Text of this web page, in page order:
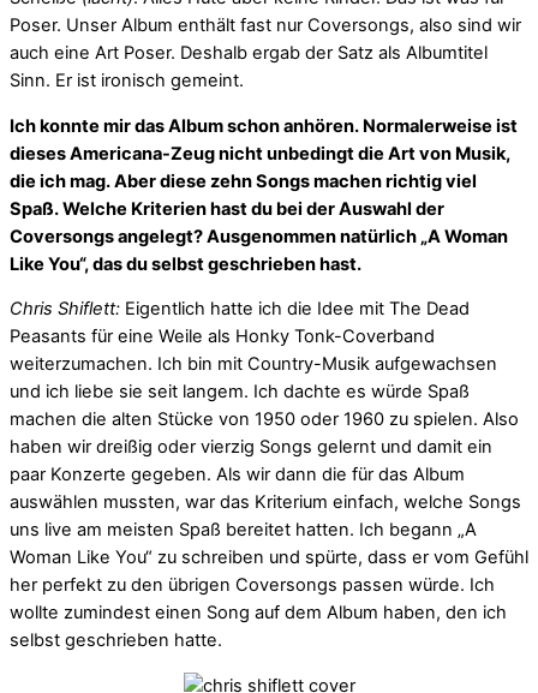
Poser. Unser Album enthält fast nur Coversongs, also sind wir
auch eine Art Poser. Deshalb ergab der Satz als Albumtitel
Sinn. Er ist ironisch gemeint.
Ich konnte mir das Album schon anhören. Normalerweise ist
dieses Americana-Zeug nicht unbedingt die Art von Musik,
die ich mag. Aber diese zehn Songs machen richtig viel
Spaß. Welche Kriterien hast du bei der Auswahl der
Coversongs angelegt? Ausgenommen natürlich „A Woman
Like You“, das du selbst geschrieben hast.
Chris Shiflett: Eigentlich hatte ich die Idee mit The Dead
Peasants für eine Weile als Honky Tonk-Coverband
weiterzumachen. Ich bin mit Country-Musik aufgewachsen
und ich liebe sie seit langem. Ich dachte es würde Spaß
machen die alten Stücke von 1950 oder 1960 zu spielen. Also
haben wir dreißig oder vierzig Songs gelernt und damit ein
paar Konzerte gegeben. Als wir dann die für das Album
auswählen mussten, war das Kriterium einfach, welche Songs
uns live am meisten Spaß bereitet hatten. Ich begann „A
Woman Like You“ zu schreiben und spürte, dass er vom Gefühl
her perfekt zu den übrigen Coversongs passen würde. Ich
wollte zumindest einen Song auf dem Album haben, den ich
selbst geschrieben hatte.